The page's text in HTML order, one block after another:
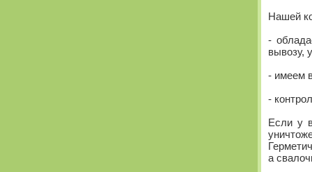
Нашей
-
вывозу,
- имеем
-
Если у
а